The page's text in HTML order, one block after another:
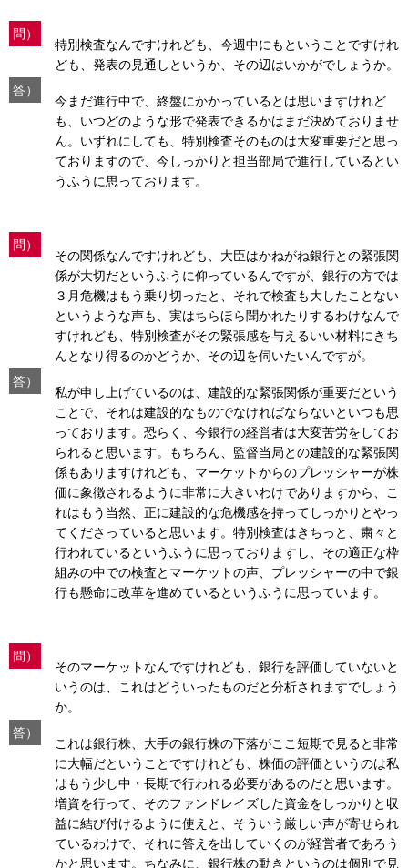
問）
特別検査なんですけれども、今週中にもということですけれ
ども、発表の見通しというか、その辺はいかがでしょうか。
答）
今まだ進行中で、終盤にかかっているとは思いますけれど
も、いつどのような形で発表できるかはまだ決めておりませ
ん。いずれにしても、特別検査そのものは大変重要だと思っ
ておりますので、今しっかりと担当部局で進行しているとい
うふうに思っております。
問）
その関係なんですけれども、大臣はかねがね銀行との緊張関
係が大切だというふうに仰っているんですが、銀行の方では
３月危機はもう乗り切ったと、それで検査も大したことない
というような声も、実はちらほら聞かれたりするわけなんで
すけれども、特別検査がその緊張感を与えるいい材料にきち
んとなり得るのかどうか、その辺を伺いたいんですが。
答）
私が申し上げているのは、建設的な緊張関係が重要だという
ことで、それは建設的なものでなければならないといつも思
っております。恐らく、今銀行の経営者は大変苦労をしてお
られると思います。もちろん、監督当局との建設的な緊張関
係もありますけれども、マーケットからのプレッシャーが株
価に象徴されるように非常に大きいわけでありますから、こ
れはもう当然、正に建設的な危機感を持ってしっかりとやっ
てくださっていると思います。特別検査はきちっと、粛々と
行われているというふうに思っておりますし、その適正な枠
組みの中での検査とマーケットの声、プレッシャーの中で銀
行も懸命に改革を進めているというふうに思っています。
問）
そのマーケットなんですけれども、銀行を評価していないと
いうのは、これはどういったものだと分析されますでしょう
か。
答）
これは銀行株、大手の銀行株の下落がここ短期で見ると非常
に大幅だということですけれども、株価の評価というのは私
はもう少し中・長期で行われる必要があるのだと思います。
増資を行って、そのファンドレイズした資金をしっかりと収
益に結び付けるように使えと、そういう厳しい声が寄せられ
ているわけで、それに答えを出していくのが経営者であろう
かと思います。ちなみに、銀行株の動きというのは個別で見